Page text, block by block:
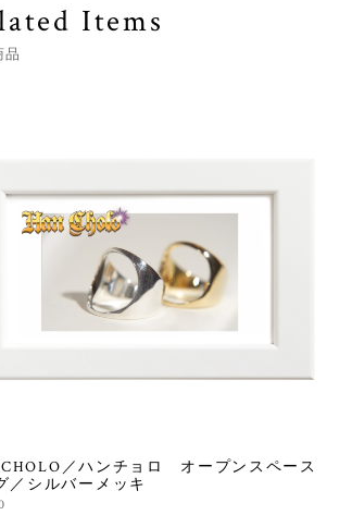
Items
品
／ハンチョロ オープンスペース
／シルバーメッキ